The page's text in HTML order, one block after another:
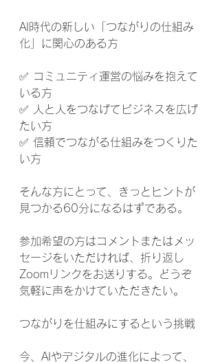
AI時代の新しい「つながりの仕組み
化」に関心のある方
✅ コミュニティ運営の悩みを抱えて
いる方
✅ 人と人をつなげてビジネスを広げ
たい方
✅ 信頼でつながる仕組みをつくりた
い方
そんな方にとって、きっとヒントが
見つかる60分になるはずである。
参加希望の方はコメントまたはメッ
セージをいただければ、折り返し
Zoomリンクをお送りする。どうぞ
気軽に声をかけていただきたい。
つながりを仕組みにするという挑戦
今、AIやデジタルの進化によって、